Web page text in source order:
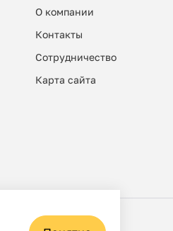
О компании
Контакты
Сотрудничество
Карта сайта